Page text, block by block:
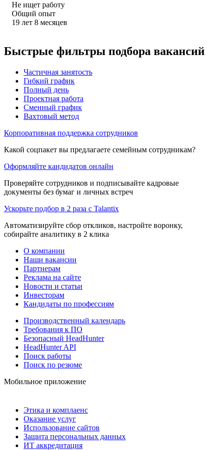
Не ищет работу
Общий опыт
19 лет 8 месяцев
Быстрые фильтры подбора вакансий
Частичная занятость
Гибкий график
Полный день
Проектная работа
Сменный график
Вахтовый метод
Корпоративная поддержка сотрудников
Какой соцпакет вы предлагаете семейным сотрудникам?
Оформляйте кандидатов онлайн
Проверяйте сотрудников и подписывайте кадровые
документы без бумаг и личных встреч
Ускорьте подбор в 2 раза с Talantix
Автоматизируйте сбор откликов, настройте воронку,
собирайте аналитику в 2 клика
О компании
Наши вакансии
Партнерам
Реклама на сайте
Новости и статьи
Инвесторам
Кандидаты по профессиям
Производственный календарь
Требования к ПО
Безопасный HeadHunter
HeadHunter API
Поиск работы
Поиск по резюме
Мобильное приложение
Этика и комплаенс
Оказание услуг
Использование сайтов
Защита персональных данных
ИТ аккредитация